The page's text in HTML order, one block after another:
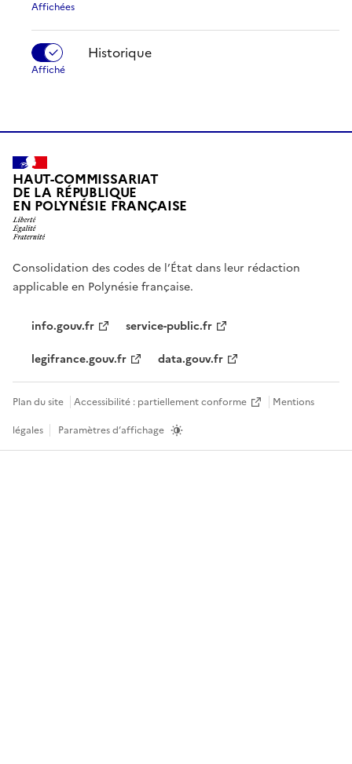
Historique
HAUT-COMMISSARIAT
DE LA RÉPUBLIQUE
EN POLYNÉSIE FRANÇAISE
Consolidation des codes de l’État dans leur rédaction
applicable en Polynésie française.
info.gouv.fr
service-public.fr
legifrance.gouv.fr
data.gouv.fr
Plan du site Accessibilité : partiellement conforme
Mentions
légales
Paramètres d’affichage